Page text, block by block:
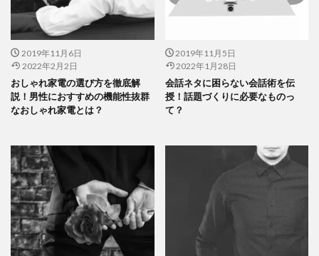
2019年11月6日
2022年2月2日
おしゃれ家電の選び方を徹底解
説！男性におすすめの機能性抜群
なおしゃれ家電とは？
2019年11月5日
2022年1月28日
会話ネタに困らない会話術を伝
授！話題づくりに必要なものっ
て？